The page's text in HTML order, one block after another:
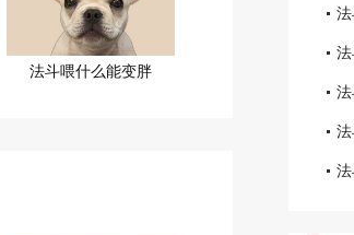
法斗喂什么能变胖
吗